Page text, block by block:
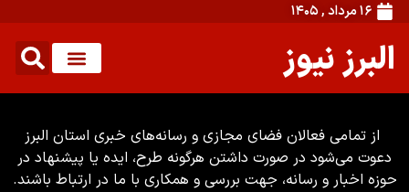
۱۶ مرداد , ۱۴۰۵
البرز نیوز
از تمامی فعالان فضای مجازی و رسانه‌های خبری استان البرز
دعوت می‌شود در صورت داشتن هرگونه طرح، ایده یا پیشنهاد در
حوزه اخبار و رسانه، جهت بررسی و همکاری با ما در ارتباط باشند.